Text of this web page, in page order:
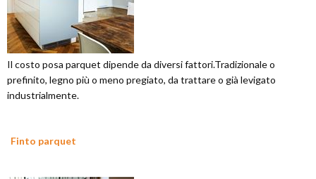
Il costo posa parquet dipende da diversi fattori.Tradizionale o
prefinito, legno più o meno pregiato, da trattare o già levigato
industrialmente.
Finto parquet